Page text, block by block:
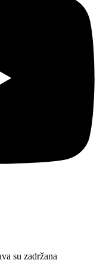
su zadržana